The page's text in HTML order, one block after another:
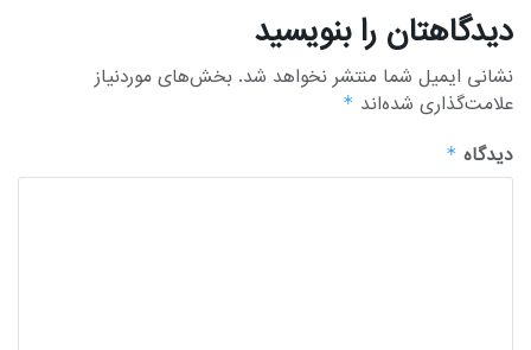
دیدگاهتان را بنویسید
نشانی ایمیل شما منتشر نخواهد شد. بخش‌های موردنیاز
علامت‌گذاری شده‌اند *
دیدگاه *